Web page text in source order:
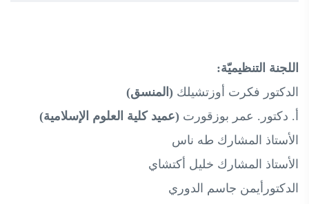
اللجنة التنظيميّة:
الدكتور فكرت أوزتشيلك (المنسق)
أ. دكتور. عمر بوزقورت (عميد كلية العلوم الإسلامية)
الأستاذ المشارك طه ناس
الأستاذ المشارك خليل أكتشاي
الدكتورأيمن جاسم الدوري